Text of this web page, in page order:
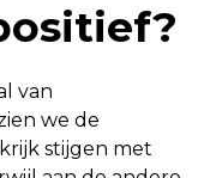
van
we de
stijgen met